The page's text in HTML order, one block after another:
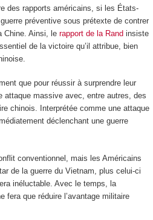
des rapports américains, si les États-
préventive sous prétexte de contrer
Chine. Ainsi, le rapport de la Rand insiste
de la victoire qu’il attribue, bien
que pour réussir à surprendre leur
attaque massive avec, entre autres, des
chinois. Interprétée comme une attaque
déclenchant une guerre
conventionnel, mais les Américains
de la guerre du Vietnam, plus celui-ci
inéluctable. Avec le temps, la
fera que réduire l’avantage militaire